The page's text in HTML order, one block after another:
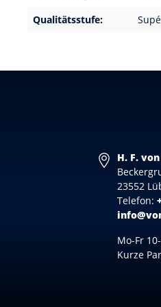
Qualitätsstufe:
H. F.
23552
Telefon:
Mo-Fr
Kurze